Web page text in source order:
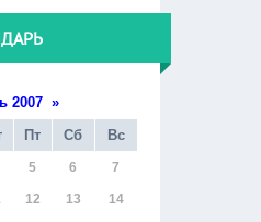
2007 »
Пт Сб Вс
5 6 7
12 13 14